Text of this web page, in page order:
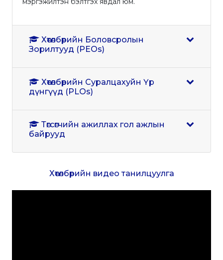
Зорилтууд (PEOs)
дүнгүүд (PLOs)
байрууд
Хөтөлбөрийн видео танилцуулга